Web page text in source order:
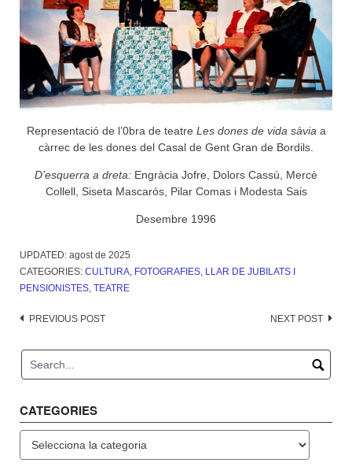
Representació de l’0bra de teatre Les dones de vida sàvia a
càrrec de les dones del Casal de Gent Gran de Bordils.
D’esquerra a dreta: Engràcia Jofre, Dolors Cassú, Mercè
Collell, Siseta Mascarós, Pilar Comas i Modesta Sais
Desembre 1996
UPDATED: agost de 2025
CATEGORIES: CULTURA, FOTOGRAFIES, LLAR DE JUBILATS I
PENSIONISTES, TEATRE
Post
PREVIOUS POST NEXT POST
CATEGORIES